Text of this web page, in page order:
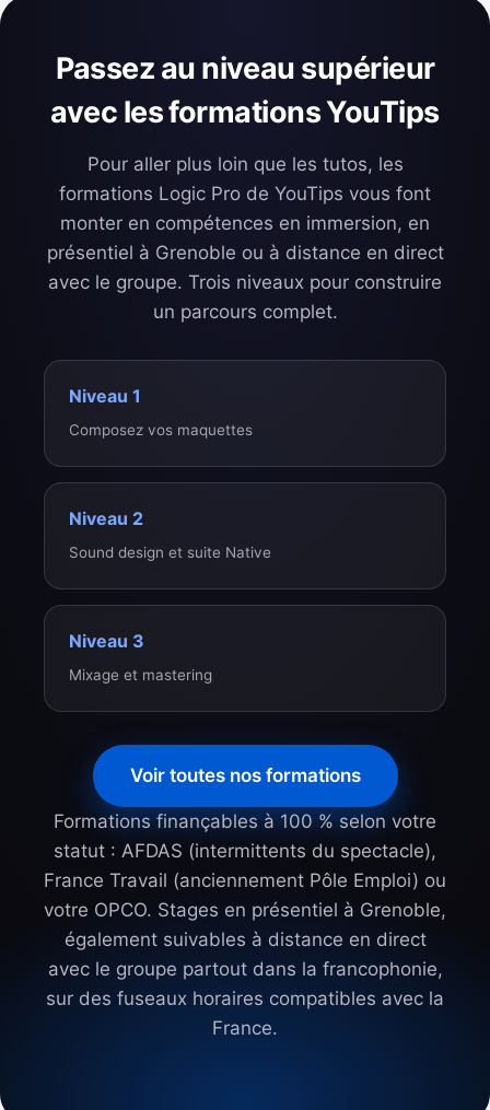
Passez au niveau supérieur
avec les formations YouTips
Pour aller plus loin que les tutos, les
formations Logic Pro de YouTips vous font
monter en compétences en immersion, en
présentiel à Grenoble ou à distance en direct
avec le groupe. Trois niveaux pour construire
un parcours complet.
Niveau 1
Composez vos maquettes
Niveau 2
Sound design et suite Native
Niveau 3
Mixage et mastering
Voir toutes nos formations
Formations finançables à 100 % selon votre
statut : AFDAS (intermittents du spectacle),
France Travail (anciennement Pôle Emploi) ou
votre OPCO. Stages en présentiel à Grenoble,
également suivables à distance en direct
avec le groupe partout dans la francophonie,
sur des fuseaux horaires compatibles avec la
France.